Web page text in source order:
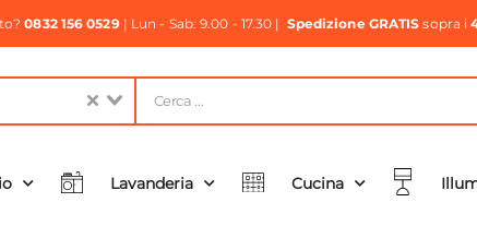
0832 156 0529| Lun - Sab: 9.00 - 17.30 | Spedizione GRATIS sopra i
Lavanderia Cucina